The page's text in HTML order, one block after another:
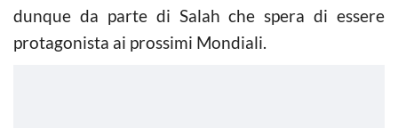
dunque da parte di Salah che spera di essere
protagonista ai prossimi Mondiali.